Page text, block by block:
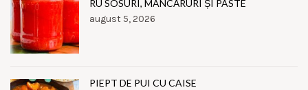
RU SOSURI, MÂNCĂRURI ȘI PASTE
august 5, 2026
PIEPT DE PUI CU CAISE